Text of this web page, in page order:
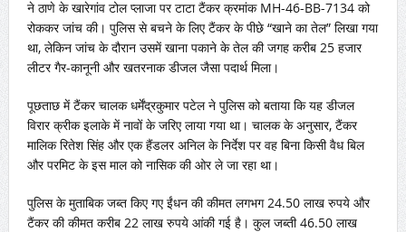
ने ठाणे के खारेगांव टोल प्लाजा पर टाटा टैंकर क्रमांक MH-46-BB-7134 को
रोककर जांच की। पुलिस से बचने के लिए टैंकर के पीछे “खाने का तेल” लिखा गया
था, लेकिन जांच के दौरान उसमें खाना पकाने के तेल की जगह करीब 25 हजार
लीटर गैर-कानूनी और खतरनाक डीजल जैसा पदार्थ मिला।
पूछताछ में टैंकर चालक धर्मेंद्रकुमार पटेल ने पुलिस को बताया कि यह डीजल
विरार क्रीक इलाके में नावों के जरिए लाया गया था। चालक के अनुसार, टैंकर
मालिक रितेश सिंह और एक हैंडलर अनिल के निर्देश पर वह बिना किसी वैध बिल
और परमिट के इस माल को नासिक की ओर ले जा रहा था।
पुलिस के मुताबिक जब्त किए गए ईंधन की कीमत लगभग 24.50 लाख रुपये और
टैंकर की कीमत करीब 22 लाख रुपये आंकी गई है। कुल जब्ती 46.50 लाख